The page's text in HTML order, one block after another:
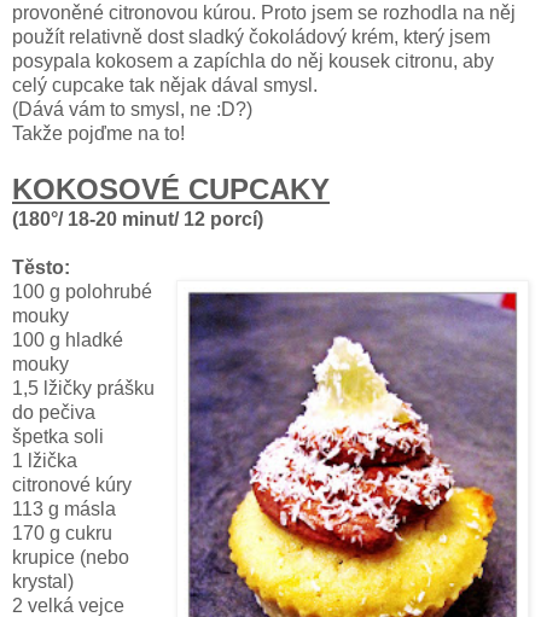
provoněné citronovou kúrou. Proto jsem se rozhodla na něj
použít relativně dost sladký čokoládový krém, který jsem
posypala kokosem a zapíchla do něj kousek citronu, aby
celý cupcake tak nějak dával smysl.
(Dává vám to smysl, ne :D?)
Takže pojďme na to!
KOKOSOVÉ CUPCAKY
(180°/ 18-20 minut/ 12 porcí)
Těsto:
100 g polohrubé
mouky
100 g hladké
mouky
1,5 lžičky prášku
do pečiva
špetka soli
1 lžička
citronové kúry
113 g másla
170 g cukru
krupice (nebo
krystal)
2 velká vejce